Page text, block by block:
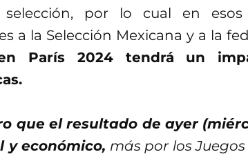
selección, por lo cual en
a la Selección Mexicana y a la
París 2024 tendrá un
que el resultado de ayer
y económico, más por los